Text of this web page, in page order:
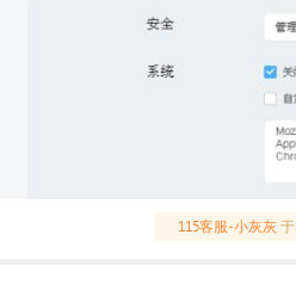
115客服-小灰灰于